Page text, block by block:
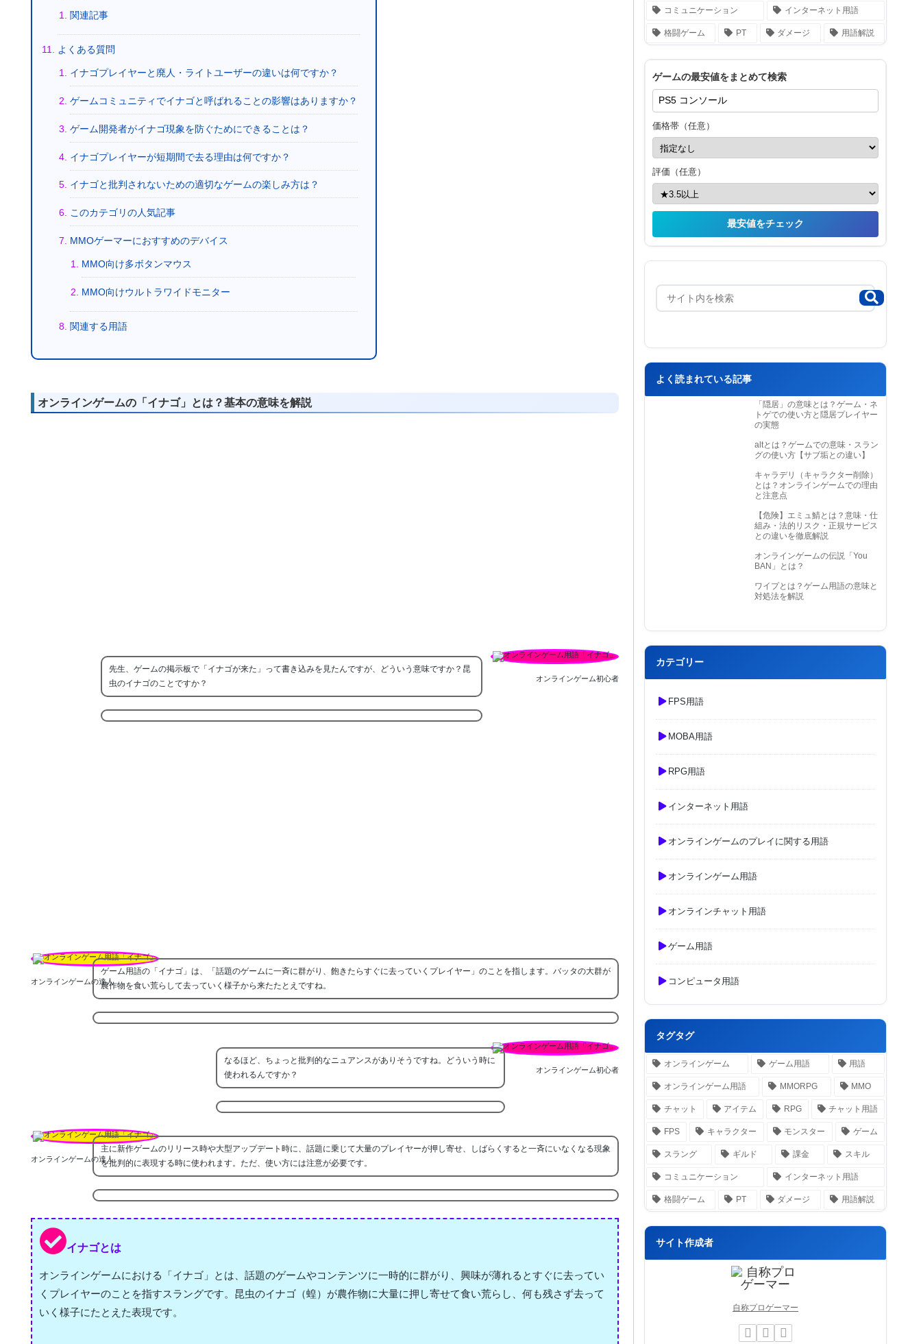
関連記事
よくある質問
イナゴプレイヤーと廃人・ライトユーザーの違いは何ですか？
ゲームコミュニティでイナゴと呼ばれることの影響はありますか？
ゲーム開発者がイナゴ現象を防ぐためにできることは？
イナゴプレイヤーが短期間で去る理由は何ですか？
イナゴと批判されないための適切なゲームの楽しみ方は？
このカテゴリの人気記事
MMOゲーマーにおすすめのデバイス
MMO向け多ボタンマウス
MMO向けウルトラワイドモニター
関連する用語
オンラインゲームの「イナゴ」とは？基本の意味を解説
オンラインゲーム初心者
先生、ゲームの掲示板で「イナゴが来た」って書き込みを見たんですが、どういう意味ですか？昆
虫のイナゴのことですか？
オンラインゲームの達人
ゲーム用語の「イナゴ」は、「話題のゲームに一斉に群がり、飽きたらすぐに去っていくプレイヤー」のことを指します。バッタの大群が
農作物を食い荒らして去っていく様子から来たたとえですね。
オンラインゲーム初心者
なるほど、ちょっと批判的なニュアンスがありそうですね。どういう時に
使われるんですか？
オンラインゲームの達人
主に新作ゲームのリリース時や大型アップデート時に、話題に乗じて大量のプレイヤーが押し寄せ、しばらくすると一斉にいなくなる現象
を批判的に表現する時に使われます。ただ、使い方には注意が必要です。
イナゴとは
オンラインゲームにおける「イナゴ」とは、話題のゲームやコンテンツに一時的に群がり、興味が薄れるとすぐに去ってい
くプレイヤーのことを指すスラングです。昆虫のイナゴ（蝗）が農作物に大量に押し寄せて食い荒らし、何も残さず去って
いく様子にたとえた表現です。
コミュニケーション インターネット用語
格闘ゲーム PT ダメージ 用語解説
ゲームの最安値をまとめて検索
価格帯（任意）
評価（任意）
最安値をチェック
よく読まれている記事
「隠居」の意味とは？ゲーム・ネ
トゲでの使い方と隠居プレイヤー
の実態
altとは？ゲームでの意味・スラン
グの使い方【サブ垢との違い】
キャラデリ（キャラクター削除）
とは？オンラインゲームでの理由
と注意点
【危険】エミュ鯖とは？意味・仕
組み・法的リスク・正規サービス
との違いを徹底解説
オンラインゲームの伝説「You
BAN」とは？
ワイプとは？ゲーム用語の意味と
対処法を解説
カテゴリー
FPS用語
MOBA用語
RPG用語
インターネット用語
オンラインゲームのプレイに関する用語
オンラインゲーム用語
オンラインチャット用語
ゲーム用語
コンピュータ用語
タグタグ
オンラインゲーム ゲーム用語 用語
オンラインゲーム用語 MMORPG MMO
チャット アイテム RPG チャット用語
FPS キャラクター モンスター ゲーム
スラング ギルド 課金 スキル
コミュニケーション インターネット用語
格闘ゲーム PT ダメージ 用語解説
サイト作成者
自称プロゲーマー